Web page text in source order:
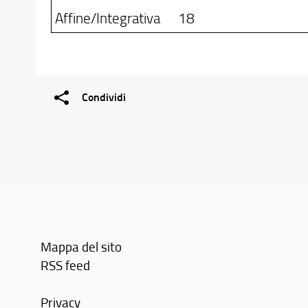
Affine/Integrativa
18
Condividi
Mappa del sito
RSS feed
Privacy